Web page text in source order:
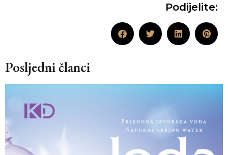
Podijelite:
Posljedni članci